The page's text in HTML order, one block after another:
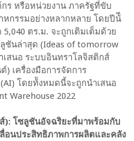
ร หรือหน่วยงาน ภาครัฐที่ขับ
หกรรมอย่างหลากหลาย โดยปีน้ี
ตร.ม. จะถูกเติมเต็มด้วย
ชันล่าสุด (Ideas of tomorrow
สนอ ระบบอินทราโลจิสติกส์
เครื่องมือการจัดการ
โดยท้ังหมดนี้จะถูกนําเสนอ
Warehouse 2022
โซลูชันอัจฉริยะที่มาพร้อมกับ
อนประสิทธิภาพการผลิตและคลัง